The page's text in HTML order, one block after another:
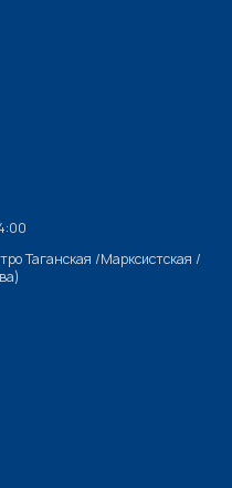
Таганская /Марксистская /